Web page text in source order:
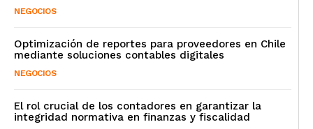
NEGOCIOS
Optimización de reportes para proveedores en Chile
mediante soluciones contables digitales
NEGOCIOS
El rol crucial de los contadores en garantizar la
integridad normativa en finanzas y fiscalidad